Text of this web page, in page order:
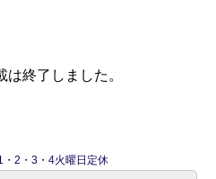
は終了しました。
・2・3・4火曜日定休